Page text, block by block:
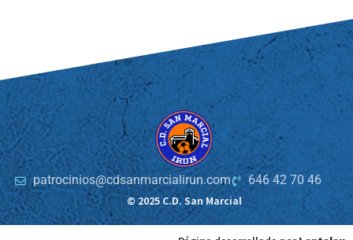
patrocinios@cdsanmarcialirun.com
646 42 70 46
© 2025 C.D. San Marcial